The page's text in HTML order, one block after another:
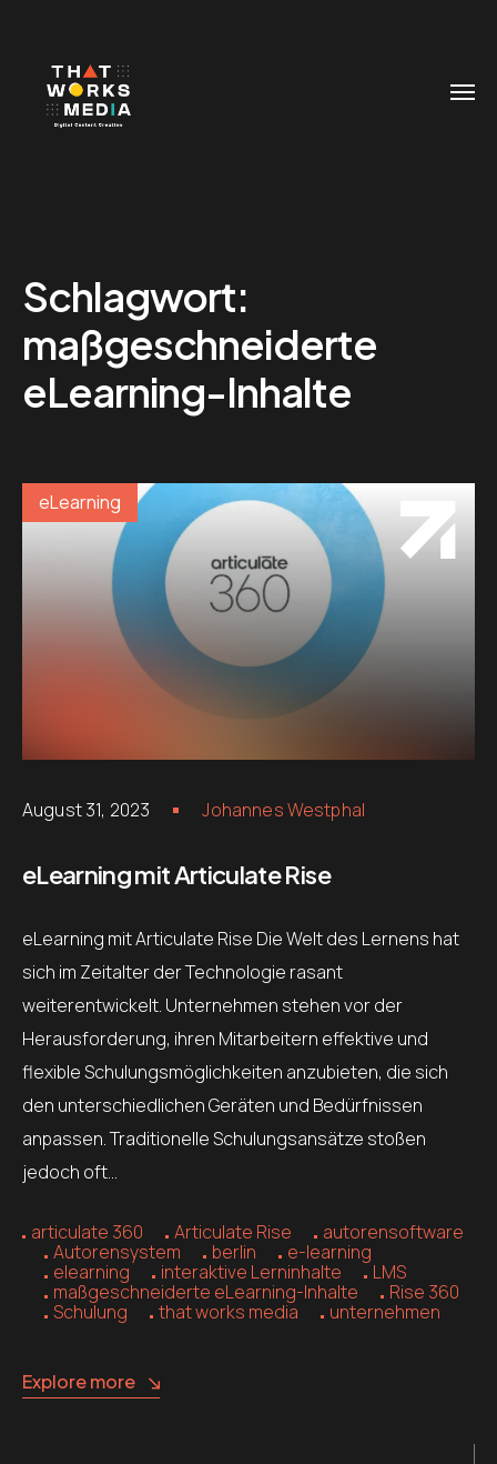
Schlagwort:
maßgeschneiderte
eLearning-Inhalte
eLearning
August 31, 2023 Johannes Westphal
eLearning mit Articulate Rise
eLearning mit Articulate Rise Die Welt des Lernens hat
sich im Zeitalter der Technologie rasant
weiterentwickelt. Unternehmen stehen vor der
Herausforderung, ihren Mitarbeitern effektive und
flexible Schulungsmöglichkeiten anzubieten, die sich
den unterschiedlichen Geräten und Bedürfnissen
anpassen. Traditionelle Schulungsansätze stoßen
jedoch oft…
articulate 360 Articulate Rise
autorensoftware
Autorensystem
berlin
e-learning
elearning
interaktive Lerninhalte
LMS
maßgeschneiderte eLearning-Inhalte
Rise 360
Schulung
that works media unternehmen
Explore more